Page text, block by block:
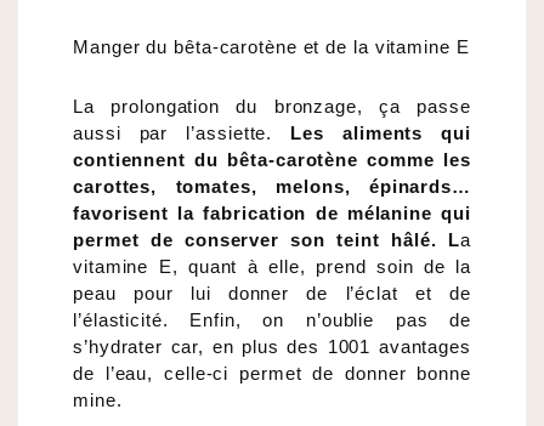
Manger du bêta-carotène et de la vitamine E
La prolongation du bronzage, ça passe
aussi par l’assiette. Les aliments qui
contiennent du bêta-carotène comme les
carottes, tomates, melons, épinards…
favorisent la fabrication de mélanine qui
permet de conserver son teint hâlé. La
vitamine E, quant à elle, prend soin de la
peau pour lui donner de l’éclat et de
l’élasticité. Enfin, on n’oublie pas de
s’hydrater car, en plus des 1001 avantages
de l’eau, celle-ci permet de donner bonne
mine.